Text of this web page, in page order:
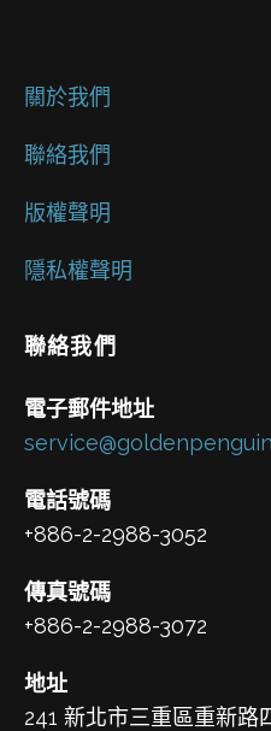
關於我們
聯絡我們
版權聲明
隱私權聲明
聯絡我們
電子郵件地址
電話號碼
+886-2-2988-3052
傳真號碼
+886-2-2988-3072
地址
241 新北市三重區重新路